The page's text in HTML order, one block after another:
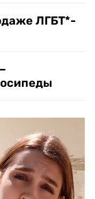
ЛГБТ*-